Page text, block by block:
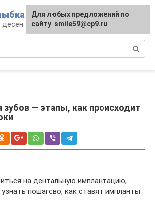
десен
— этапы, как происходит
на дентальную имплантацию,
пошагово, как ставят импланты
Для любых предложений по
сайту: smile59@cp9.ru